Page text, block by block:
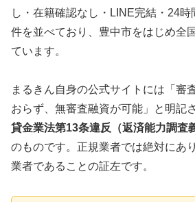
し・在籍確認なし・LINE完結・24
件を並べており、豊中市をはじめ全
ています。
まるきん自身の公式サイトには「審
おらず、無審査融資が可能」と明記
貸金業法第13条違反（返済能力調査
のものです。正規業者では絶対にあ
業者であることの証左です。